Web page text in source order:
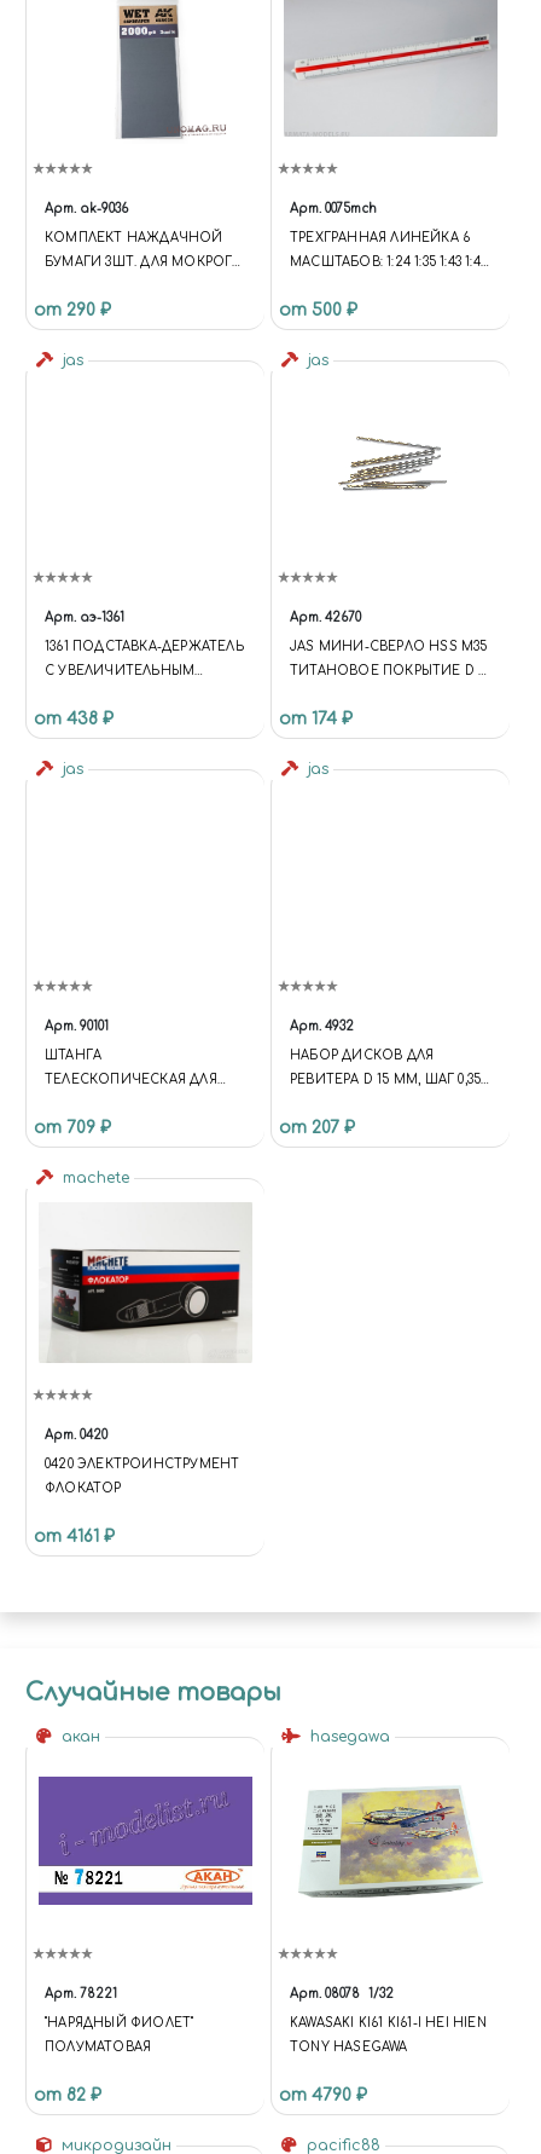
Арт. ak-9036
КОМПЛЕКТ НАЖДАЧНОЙ
БУМАГИ 3ШТ. ДЛЯ МОКРОГО
от 290 ₽
Арт. 0075mch
ТРЕХГРАННАЯ ЛИНЕЙКА 6
МАСШТАБОВ: 1:24 1:35 1:43 1:48
от 500 ₽
jas
Арт. аэ-1361
1361 ПОДСТАВКА-ДЕРЖАТЕЛЬ
С УВЕЛИЧИТЕЛЬНЫМ
от 438 ₽
jas
Арт. 42670
JAS МИНИ-СВЕРЛО HSS M35
ТИТАНОВОЕ ПОКРЫТИЕ D 1,1
от 174 ₽
jas
Арт. 90101
ШТАНГА
ТЕЛЕСКОПИЧЕСКАЯ ДЛЯ
ВАЛОМ, JAS 90101
от 709 ₽
jas
Арт. 4932
НАБОР ДИСКОВ ДЛЯ
РЕВИТЕРА D 15 ММ, ШАГ 0,35 -
от 207 ₽
machete
Арт. 0420
0420 ЭЛЕКТРОИНСТРУМЕНТ
ФЛОКАТОР
от 4161 ₽
Случайные товары
акан
Арт. 78221
"НАРЯДНЫЙ ФИОЛЕТ"
ПОЛУМАТОВАЯ
от 82 ₽
hasegawa
Арт. 08078 1/32
KAWASAKI KI61 KI61-I HEI HIEN
TONY HASEGAWA
от 4790 ₽
микродизайн pacific88